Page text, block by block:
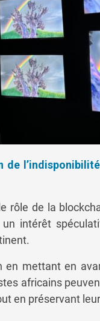
de
rôle de la
intérêt
en mettant en
africains
en préservant